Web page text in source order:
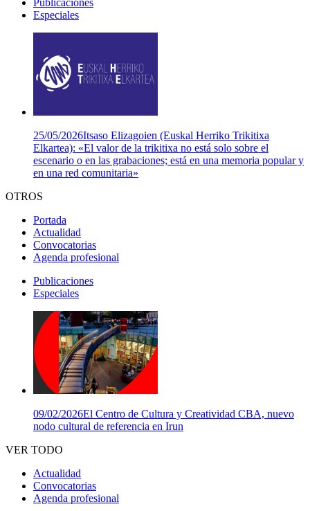
Publicaciones
Especiales
25/05/2026Itsaso Elizagoien (Euskal Herriko Trikitixa
Elkartea): «El valor de la trikitixa no está solo sobre el
escenario o en las grabaciones; está en una memoria popular y
en una red comunitaria»
OTROS
Portada
Actualidad
Convocatorias
Agenda profesional
Publicaciones
Especiales
09/02/2026El Centro de Cultura y Creatividad CBA, nuevo
nodo cultural de referencia en Irun
VER TODO
Actualidad
Convocatorias
Agenda profesional